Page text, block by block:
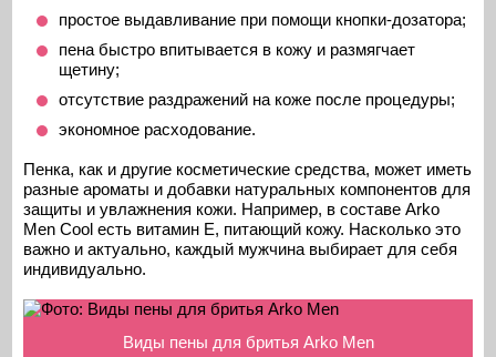
простое выдавливание при помощи кнопки-дозатора;
пена быстро впитывается в кожу и размягчает
щетину;
отсутствие раздражений на коже после процедуры;
экономное расходование.
Пенка, как и другие косметические средства, может иметь
разные ароматы и добавки натуральных компонентов для
защиты и увлажнения кожи. Например, в составе Arko
Men Cool есть витамин Е, питающий кожу. Насколько это
важно и актуально, каждый мужчина выбирает для себя
индивидуально.
Виды пены для бритья Arko Men